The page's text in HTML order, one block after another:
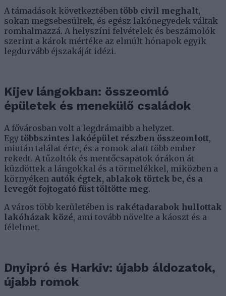
A támadások következtében több civil meghalt,
sokan megsebesültek, és egész lakónegyedek váltak
romhalmazzá. A helyszíni felvételek és beszámolók
szerint a károk mértéke az elmúlt hónapok egyik
legdurvább éjszakáját idézi.
Kijev lángokban: összeomló
épületek és menekülő családok
A fővárosban volt a legdrámaibb a helyzet.
Egy többszintes lakóépület részben összeomlott,
miután találat érte, és a romok alatt több ember
rekedt. A tűzoltók és mentőcsapatok órákon át
küzdöttek a lángokkal és a törmelékkel, miközben a
környéken autók égtek, ablakok törtek be, és a
levegőt fojtogató füst töltötte meg.
A város több kerületében is rakétadarabok hullottak
lakóházak közé, ami tovább növelte a káoszt és a
félelmet.
Dnyipró és Harkiv: újabb áldozatok,
újabb romok